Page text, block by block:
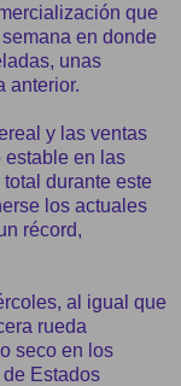
que
en donde
unas
anterior.
y las ventas
estable en las
durante este
los actuales
récord,
al igual que
rueda
seco en los
Estados